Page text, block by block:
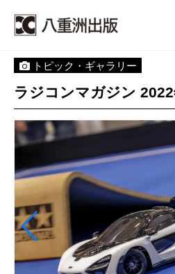
トピック・ギャラリー
ラジコンマガジン